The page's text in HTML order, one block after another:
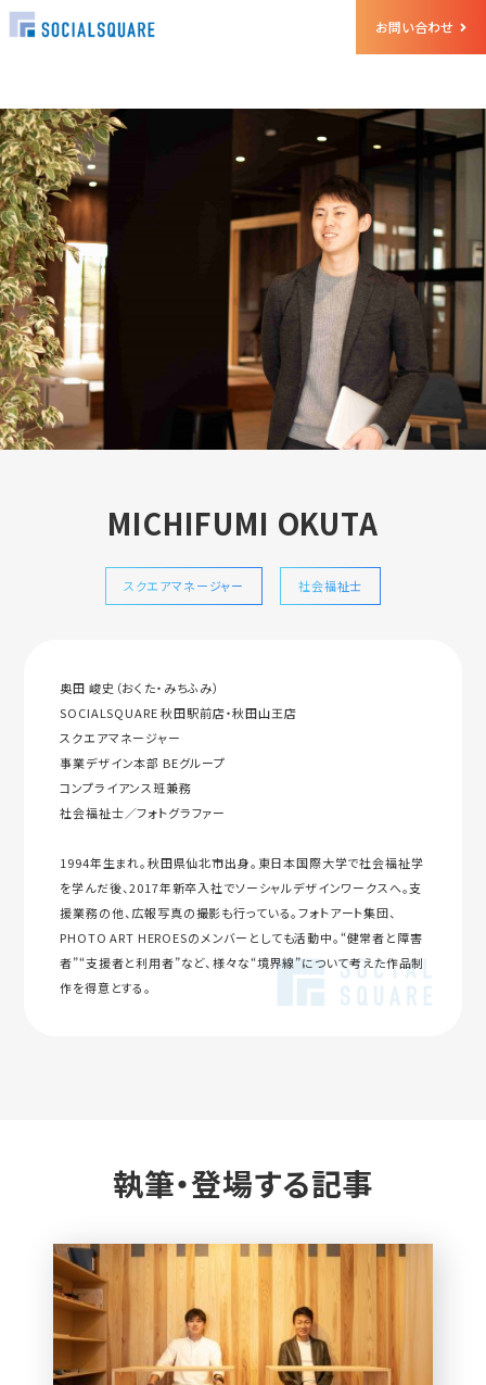
お問い合わせ
クルー 奥田峻史
MICHIFUMI OKUTA
スクエアマネージャー 社会福祉士
奥田 峻史（おくた・みちふみ）
SOCIALSQUARE 秋田駅前店・秋田山王店
スクエアマネージャー
事業デザイン本部 BEグループ
コンプライアンス班兼務
社会福祉士／フォトグラファー
1994年生まれ。秋田県仙北市出身。東日本国際大学で社会福祉学
を学んだ後、2017年新卒入社でソーシャルデザインワークスへ。支
援業務の他、広報写真の撮影も行っている。フォトアート集団、
PHOTO ART HEROESのメンバーとしても活動中。“健常者と障害
者”“支援者と利用者”など、様々な“境界線”について考えた作品制
作を得意とする。
執筆・登場する記事